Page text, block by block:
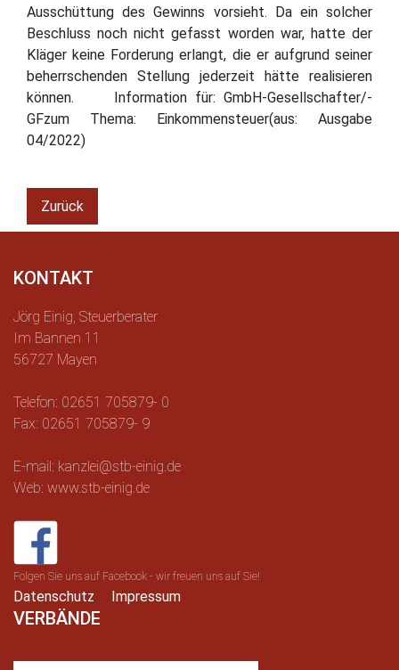
Ausschüttung des Gewinns vorsieht. Da ein solcher
Beschluss noch nicht gefasst worden war, hatte der
Kläger keine Forderung erlangt, die er aufgrund seiner
beherrschenden Stellung jederzeit hätte realisieren
können. Information für: GmbH-Gesellschafter/-
GFzum Thema: Einkommensteuer(aus: Ausgabe
04/2022)
Zurück
KONTAKT
Jörg Einig, Steuerberater
Im Bannen 11
56727 Mayen
Telefon: 02651 705879- 0
Fax: 02651 705879- 9
E-mail: kanzlei@stb-einig.de
Web: www.stb-einig.de
Folgen Sie uns auf Facebook - wir freuen uns auf Sie!
Datenschutz Impressum
VERBÄNDE